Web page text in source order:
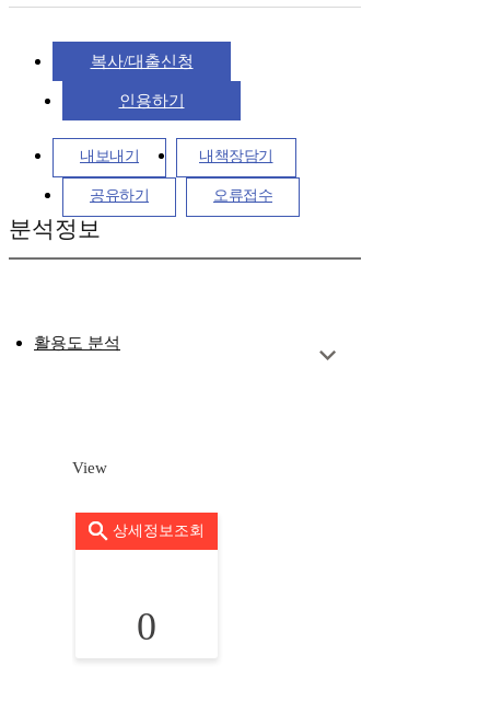
복사/대출신청
인용하기
내보내기 내책장담기
공유하기 오류접수
분석정보
활용도 분석
View
상세정보조회
0